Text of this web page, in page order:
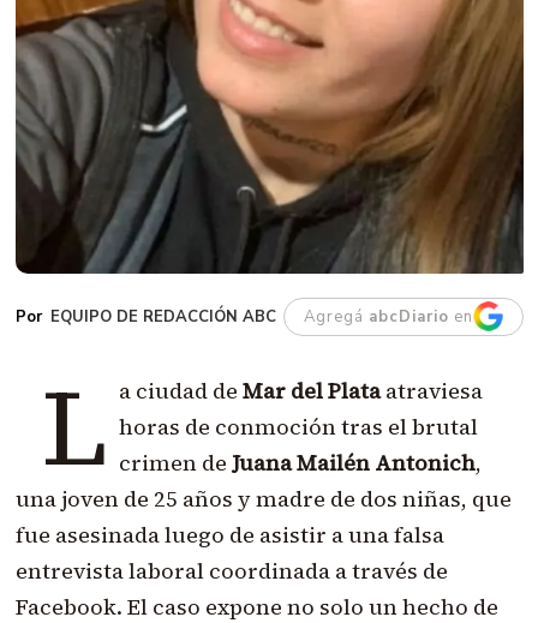
EQUIPO DE REDACCIÓN ABC Agregá abcDiario en
L a ciudad de Mar del Plataatraviesa
horas de conmoción tras el brutal
crimen de Juana Mailén Antonich,
una joven de 25 años y madre de dos niñas, que
fue asesinada luego de asistir a una falsa
entrevista laboral coordinada a través de
Facebook. El caso expone no solo un hecho de